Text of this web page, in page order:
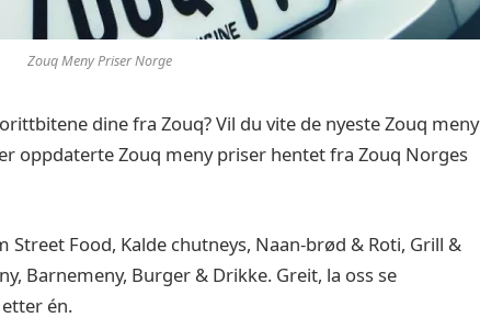
Zouq Meny Priser Norge
dine fra Zouq? Vil du vite de nyeste Zouq meny
oppdaterte Zouq meny priser hentet fra Zouq Norges
Food, Kalde chutneys, Naan-brød & Roti, Grill &
Barnemeny, Burger & Drikke. Greit, la oss se
én.